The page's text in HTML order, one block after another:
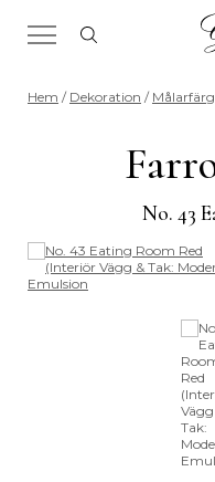
Sök efter
kategori
Hem / Dekoration / Målarfärg
No. 43